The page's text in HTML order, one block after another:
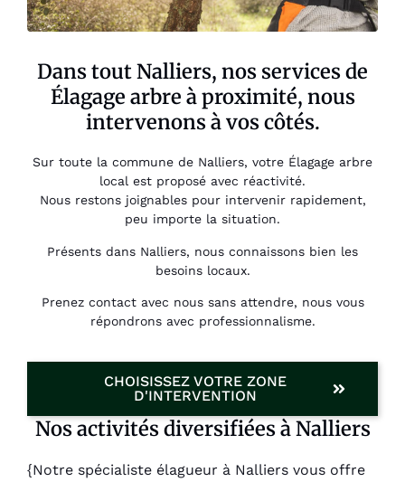
Dans tout Nalliers, nos services de
Élagage arbre à proximité, nous
intervenons à vos côtés.
Sur toute la commune de Nalliers, votre Élagage arbre
local est proposé avec réactivité.
Nous restons joignables pour intervenir rapidement,
peu importe la situation.
Présents dans Nalliers, nous connaissons bien les
besoins locaux.
Prenez contact avec nous sans attendre, nous vous
répondrons avec professionnalisme.
CHOISISSEZ VOTRE ZONE
D'INTERVENTION
Nos activités diversifiées à Nalliers
{Notre spécialiste élagueur à Nalliers vous offre